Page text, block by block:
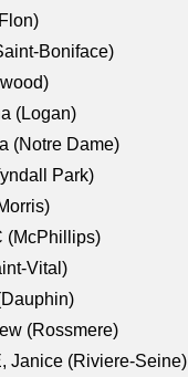
Boniface)
(Logan)
(Notre Dame)
Park)
(McPhillips)
Vital)
(Rossmere)
Janice (Riviere-Seine)